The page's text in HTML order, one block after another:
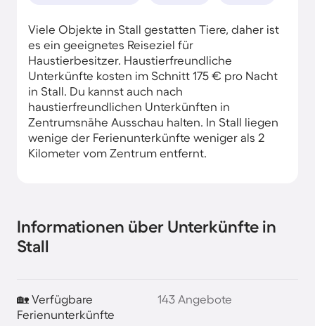
Viele Objekte in Stall gestatten Tiere, daher ist
es ein geeignetes Reiseziel für
Haustierbesitzer. Haustierfreundliche
Unterkünfte kosten im Schnitt 175 € pro Nacht
in Stall. Du kannst auch nach
haustierfreundlichen Unterkünften in
Zentrumsnähe Ausschau halten. In Stall liegen
wenige der Ferienunterkünfte weniger als 2
Kilometer vom Zentrum entfernt.
Informationen über Unterkünfte in
Stall
🏡 Verfügbare
Ferienunterkünfte
143 Angebote